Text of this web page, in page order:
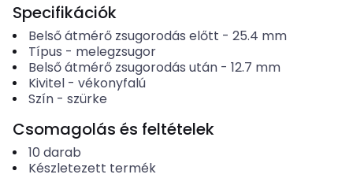
Specifikációk
Belső átmérő zsugorodás előtt - 25.4 mm
Típus - melegzsugor
Belső átmérő zsugorodás után- 12.7 mm
Kivitel- vékonyfalú
Szín- szürke
Csomagolás és feltételek
10 darab
Készletezett termék